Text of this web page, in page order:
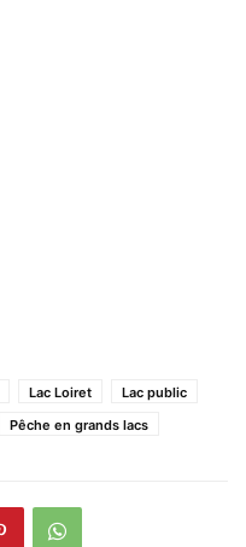
Lac Loiret
Lac public
Pêche en grands lacs